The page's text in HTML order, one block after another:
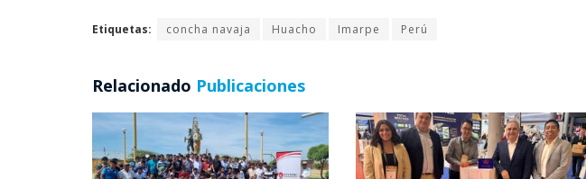
Etiquetas: concha navaja Huacho Imarpe Perú
Relacionado Publicaciones